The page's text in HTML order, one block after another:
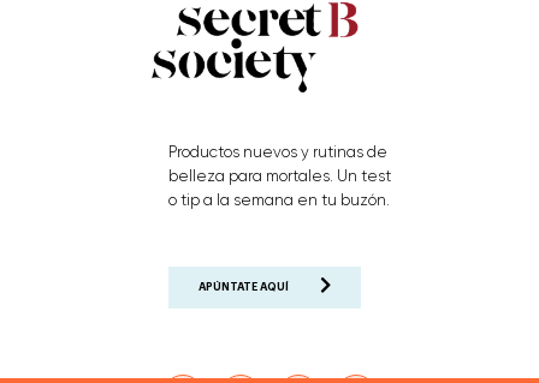
Productos nuevos y rutinas de
belleza para mortales. Un test
o tip a la semana en tu buzón.
APÚNTATE AQUÍ